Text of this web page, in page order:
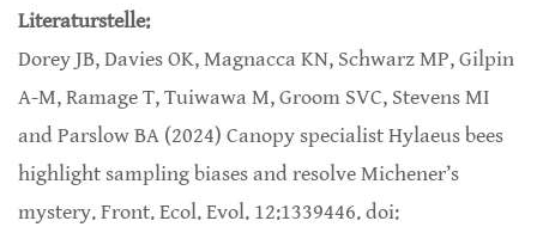
Literaturstelle:
Dorey JB, Davies OK, Magnacca KN, Schwarz MP, Gilpin
A-M, Ramage T, Tuiwawa M, Groom SVC, Stevens MI
and Parslow BA (2024) Canopy specialist Hylaeus bees
highlight sampling biases and resolve Michener’s
mystery. Front. Ecol. Evol. 12:1339446. doi: